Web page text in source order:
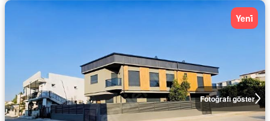
Fotoğrafı göster
Yeni̇